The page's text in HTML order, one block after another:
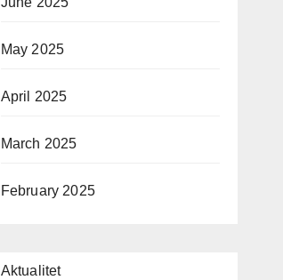
May 2025
April 2025
March 2025
February 2025
Aktualitet